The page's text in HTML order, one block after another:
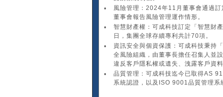
•
風險管理：2024年11月董事會通過
董事會報告風險管理運作情形。
•
智慧財產權：可成科技訂定「智慧財
日，集團全球存續專利共計70項。
•
資訊安全與個資保護：可成科技秉持
全風險組織，由董事長擔任召集人並
違反客戶隱私權或遺失、洩露客戶資
•
品質管理：可成科技迄今已取得AS
系統認證，以及ISO 9001品質管理系